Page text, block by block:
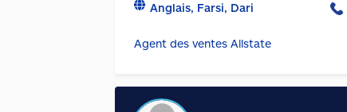
Anglais, Farsi, Dari
Agent des ventes Allstate